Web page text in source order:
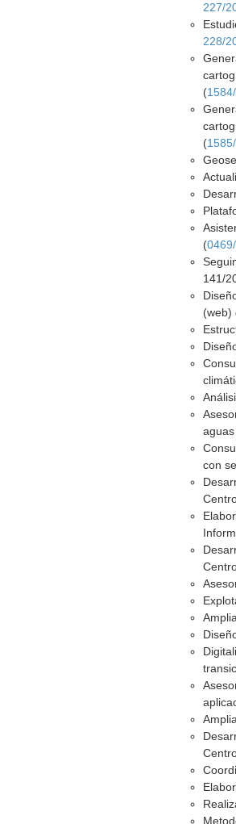
227/
228/
(
(
(
141/
(web)
con